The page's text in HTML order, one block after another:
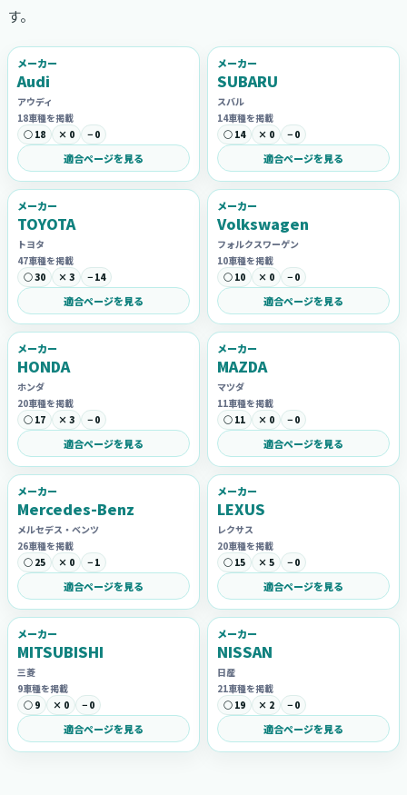
す。
メーカー
Audi
アウディ
18車種を掲載
○ 18
× 0 − 0
適合ページを見る
メーカー
SUBARU
スバル
14車種を掲載
○ 14
× 0 − 0
適合ページを見る
メーカー
TOYOTA
トヨタ
47車種を掲載
○ 30
× 3 − 14
適合ページを見る
メーカー
Volkswagen
フォルクスワーゲン
10車種を掲載
○ 10
× 0 − 0
適合ページを見る
メーカー
HONDA
ホンダ
20車種を掲載
○ 17
× 3 − 0
適合ページを見る
メーカー
MAZDA
マツダ
11車種を掲載
○ 11
× 0 − 0
適合ページを見る
メーカー
Mercedes-Benz
メルセデス・ベンツ
26車種を掲載
○ 25
× 0 − 1
適合ページを見る
メーカー
LEXUS
レクサス
20車種を掲載
○ 15
× 5 − 0
適合ページを見る
メーカー
MITSUBISHI
三菱
9車種を掲載
○ 9
× 0 − 0
適合ページを見る
メーカー
NISSAN
日産
21車種を掲載
○ 19
× 2 − 0
適合ページを見る